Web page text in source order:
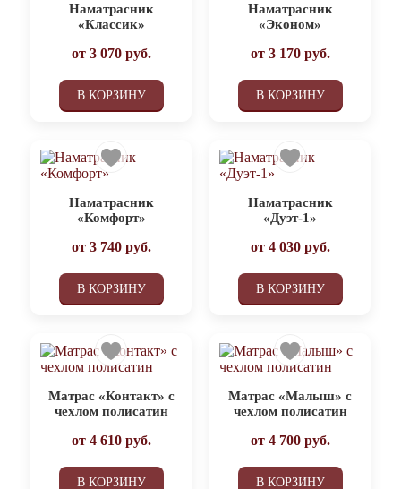
Наматрасник
«Классик»
от 3 070руб.
В КОРЗИНУ
Наматрасник
«Эконом»
от 3 170руб.
В КОРЗИНУ
Наматрасник
«Комфорт»
от 3 740руб.
В КОРЗИНУ
Наматрасник
«Дуэт-1»
от 4 030руб.
В КОРЗИНУ
Матрас «Контакт» с
чехлом полисатин
от 4 610руб.
В КОРЗИНУ
Матрас «Малыш» с
чехлом полисатин
от 4 700руб.
В КОРЗИНУ